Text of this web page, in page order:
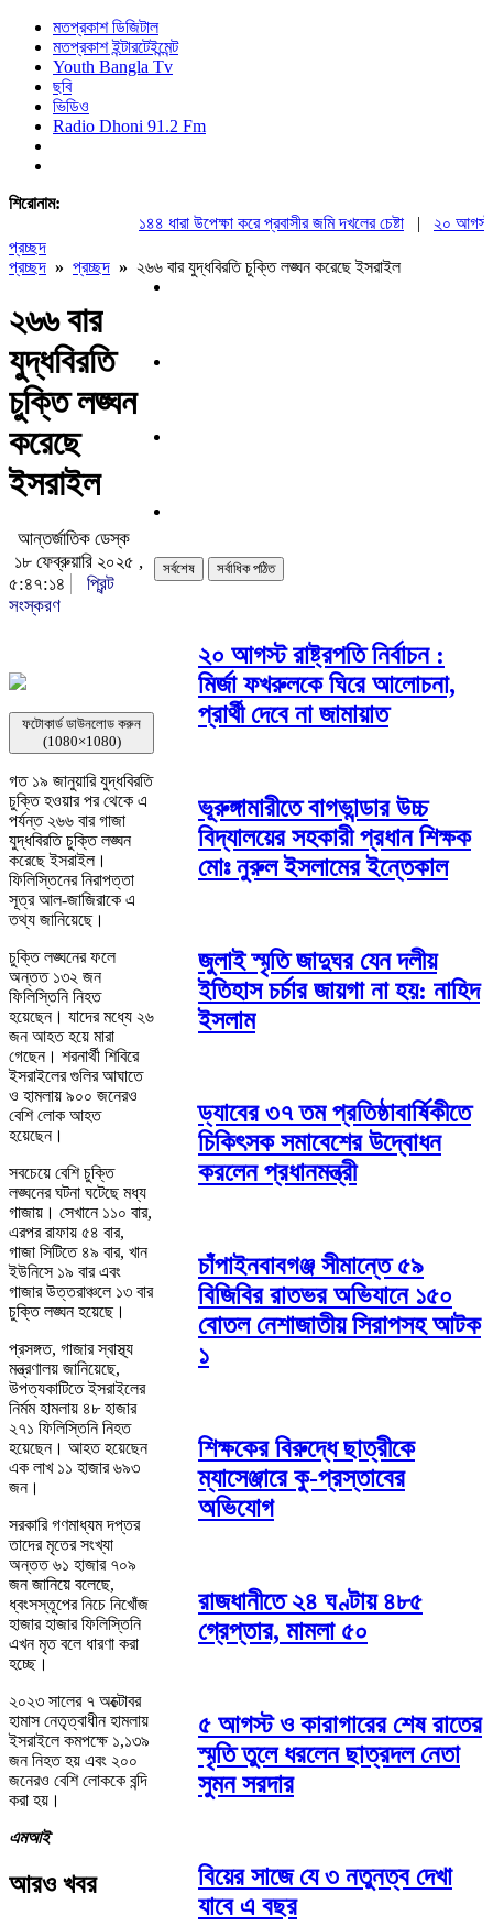
মতপ্রকাশ ডিজিটাল
মতপ্রকাশ ইন্টারটেইন্মেন্ট
Youth Bangla Tv
ছবি
ভিডিও
Radio Dhoni 91.2 Fm
শিরোনাম:
১৪৪ ধারা উপেক্ষা করে প্রবাসীর জমি দখলের চেষ্টা|
২০ আগস্ট
প্রচ্ছদ
প্রচ্ছদ » প্রচ্ছদ » ২৬৬ বার যুদ্ধবিরতি চুক্তি লঙ্ঘন করেছে ইসরাইল
২৬৬ বার
যুদ্ধবিরতি
চুক্তি লঙ্ঘন
করেছে
ইসরাইল
আন্তর্জাতিক ডেস্ক
১৮ ফেব্রুয়ারি ২০২৫ ,
৫:৪৭:১৪
প্রিন্ট
সংস্করণ
ফটোকার্ড ডাউনলোড করুন
(1080×1080)
গত ১৯ জানুয়ারি যুদ্ধবিরতি
চুক্তি হওয়ার পর থেকে এ
পর্যন্ত ২৬৬ বার গাজা
যুদ্ধবিরতি চুক্তি লঙ্ঘন
করেছে ইসরাইল।
ফিলিস্তিনের নিরাপত্তা
সূত্র আল-জাজিরাকে এ
তথ্য জানিয়েছে।
চুক্তি লঙ্ঘনের ফলে
অন্তত ১৩২ জন
ফিলিস্তিনি নিহত
হয়েছেন। যাদের মধ্যে ২৬
জন আহত হয়ে মারা
গেছেন। শরনার্থী শিবিরে
ইসরাইলের গুলির আঘাতে
ও হামলায় ৯০০ জনেরও
বেশি লোক আহত
হয়েছেন।
সবচেয়ে বেশি চুক্তি
লঙ্ঘনের ঘটনা ঘটেছে মধ্য
গাজায়। সেখানে ১১০ বার,
এরপর রাফায় ৫৪ বার,
গাজা সিটিতে ৪৯ বার, খান
ইউনিসে ১৯ বার এবং
গাজার উত্তরাঞ্চলে ১৩ বার
চুক্তি লঙ্ঘন হয়েছে।
প্রসঙ্গত, গাজার স্বাস্থ্য
মন্ত্রণালয় জানিয়েছে,
উপত্যকাটিতে ইসরাইলের
নির্মম হামলায় ৪৮ হাজার
২৭১ ফিলিস্তিনি নিহত
হয়েছেন। আহত হয়েছেন
এক লাখ ১১ হাজার ৬৯৩
জন।
সরকারি গণমাধ্যম দপ্তর
তাদের মৃতের সংখ্যা
অন্তত ৬১ হাজার ৭০৯
জন জানিয়ে বলেছে,
ধ্বংসস্তূপের নিচে নিখোঁজ
হাজার হাজার ফিলিস্তিনি
এখন মৃত বলে ধারণা করা
হচ্ছে।
২০২৩ সালের ৭ অক্টোবর
হামাস নেতৃত্বাধীন হামলায়
ইসরাইলে কমপক্ষে ১,১৩৯
জন নিহত হয় এবং ২০০
জনেরও বেশি লোককে বন্দি
করা হয়।
এমআই
আরও খবর
সর্বশেষ সর্বাধিক পঠিত
২০ আগস্ট রাষ্ট্রপতি নির্বাচন :
মির্জা ফখরুলকে ঘিরে আলোচনা,
প্রার্থী দেবে না জামায়াত
ভূরুঙ্গামারীতে বাগভান্ডার উচ্চ
বিদ্যালয়ের সহকারী প্রধান শিক্ষক
মোঃ নুরুল ইসলামের ইন্তেকাল
জুলাই স্মৃতি জাদুঘর যেন দলীয়
ইতিহাস চর্চার জায়গা না হয়: নাহিদ
ইসলাম
ড্যাবের ৩৭ তম প্রতিষ্ঠাবার্ষিকীতে
চিকিৎসক সমাবেশের উদ্বোধন
করলেন প্রধানমন্ত্রী
চাঁপাইনবাবগঞ্জ সীমান্তে ৫৯
বিজিবির রাতভর অভিযানে ১৫০
বোতল নেশাজাতীয় সিরাপসহ আটক
১
শিক্ষকের বিরুদ্ধে ছাত্রীকে
ম্যাসেঞ্জারে কু-প্রস্তাবের
অভিযোগ
রাজধানীতে ২৪ ঘণ্টায় ৪৮৫
গ্রেপ্তার, মামলা ৫০
৫ আগস্ট ও কারাগারের শেষ রাতের
স্মৃতি তুলে ধরলেন ছাত্রদল নেতা
সুমন সরদার
বিয়ের সাজে যে ৩ নতুনত্ব দেখা
যাবে এ বছর